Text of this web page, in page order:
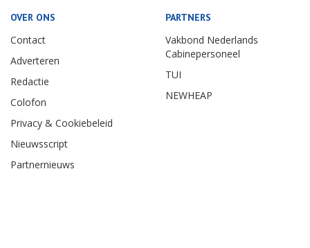
OVER ONS
Contact
Adverteren
Redactie
Colofon
Privacy & Cookiebeleid
Nieuwsscript
Partnernieuws
PARTNERS
Vakbond Nederlands
Cabinepersoneel
TUI
NEWHEAP